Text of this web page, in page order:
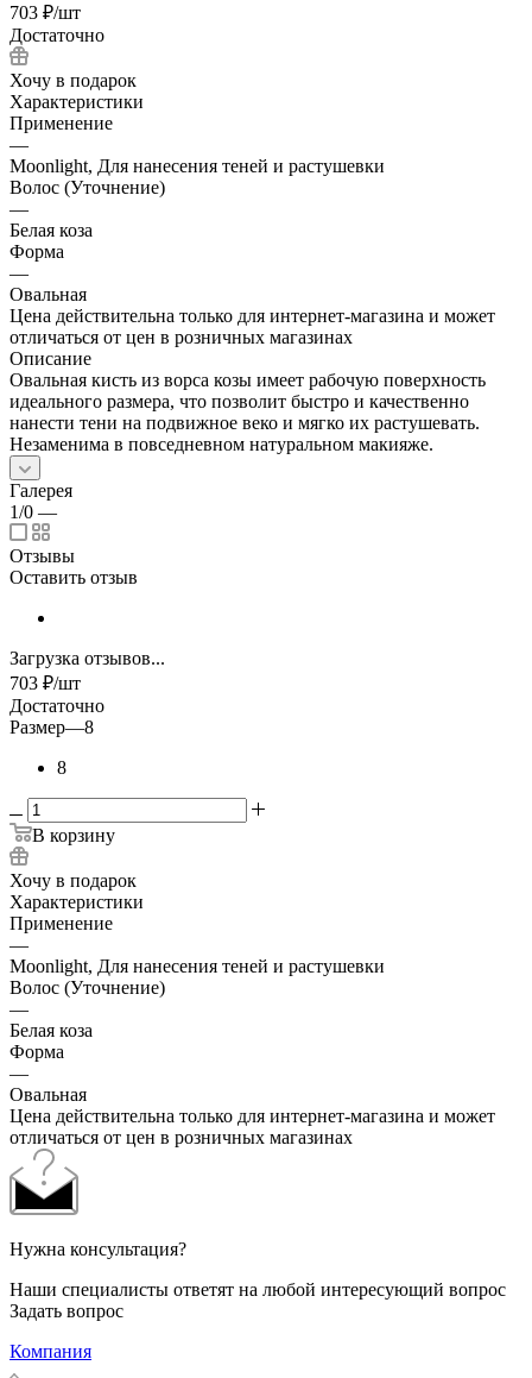
703 ₽/шт
Достаточно
Хочу в подарок
Характеристики
Применение
—
Moonlight, Для нанесения теней и растушевки
Волос (Уточнение)
—
Белая коза
Форма
—
Овальная
Цена действительна только для интернет-магазина и может
отличаться от цен в розничных магазинах
Описание
Овальная кисть из ворса козы имеет рабочую поверхность
идеального размера, что позволит быстро и качественно
нанести тени на подвижное веко и мягко их растушевать.
Незаменима в повседневном натуральном макияже.
Галерея
1/0 —
Отзывы
Оставить отзыв
Загрузка отзывов...
703 ₽/шт
Достаточно
Размер—8
8
В корзину
Хочу в подарок
Характеристики
Применение
—
Moonlight, Для нанесения теней и растушевки
Волос (Уточнение)
—
Белая коза
Форма
—
Овальная
Цена действительна только для интернет-магазина и может
отличаться от цен в розничных магазинах
Нужна консультация?
Наши специалисты ответят на любой интересующий вопрос
Задать вопрос
Компания